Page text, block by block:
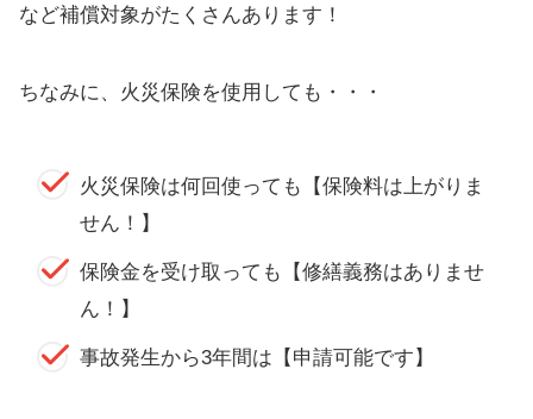
など補償対象がたくさんあります！
ちなみに、火災保険を使用しても・・・
火災保険は何回使っても【保険料は上がりま
せん！】
保険金を受け取っても【修繕義務はありませ
ん！】
事故発生から3年間は【申請可能です】